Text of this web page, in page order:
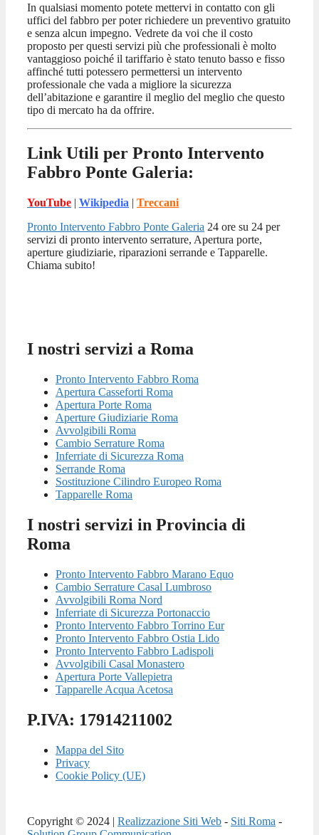
In qualsiasi momento potete mettervi in contatto con gli
uffici del fabbro per poter richiedere un preventivo gratuito
e senza alcun impegno. Vedrete da voi che il costo
proposto per questi servizi più che professionali è molto
vantaggioso poiché il tariffario è stato tenuto basso e fisso
affinché tutti potessero permettersi un intervento
professionale che vada a migliore la sicurezza
dell’abitazione e garantire il meglio del meglio che questo
tipo di mercato ha da offrire.
Link Utili per Pronto Intervento
Fabbro Ponte Galeria:
YouTube | Wikipedia | Treccani
Pronto Intervento Fabbro Ponte Galeria 24 ore su 24 per
servizi di pronto intervento serrature, Apertura porte,
aperture giudiziarie, riparazioni serrande e Tapparelle.
Chiama subito!
I nostri servizi a Roma
Pronto Intervento Fabbro Roma
Apertura Casseforti Roma
Apertura Porte Roma
Aperture Giudiziarie Roma
Avvolgibili Roma
Cambio Serrature Roma
Inferriate di Sicurezza Roma
Serrande Roma
Sostituzione Cilindro Europeo Roma
Tapparelle Roma
I nostri servizi in Provincia di
Roma
Pronto Intervento Fabbro Marano Equo
Cambio Serrature Casal Lumbroso
Avvolgibili Roma Nord
Inferriate di Sicurezza Portonaccio
Pronto Intervento Fabbro Torrino Eur
Pronto Intervento Fabbro Ostia Lido
Pronto Intervento Fabbro Ladispoli
Avvolgibili Casal Monastero
Apertura Porte Vallepietra
Tapparelle Acqua Acetosa
P.IVA: 17914211002
Mappa del Sito
Privacy
Cookie Policy (UE)
Copyright © 2024 | Realizzazione Siti Web - Siti Roma -